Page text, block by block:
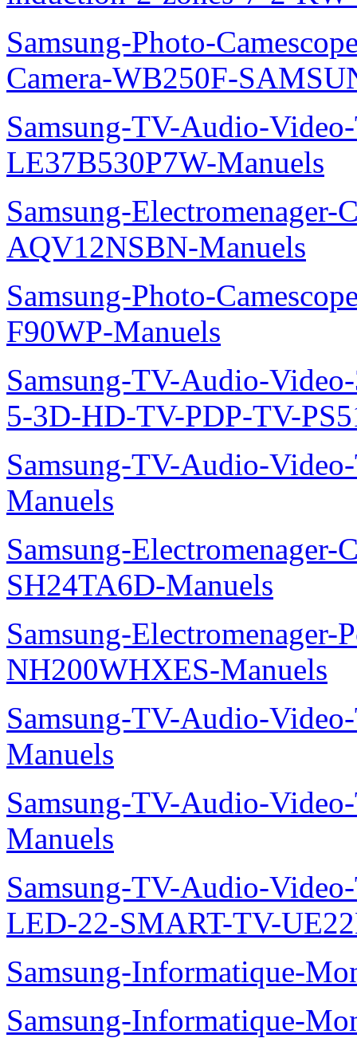
Samsung-Photo-
Camera-WB250F-
Samsung-TV-Audio-
LE37B530P7W-Manuels
Samsung-Electromenager-
AQV12NSBN-Manuels
Samsung-Photo-
F90WP-Manuels
Samsung-TV-Audio-
5-3D-HD-TV-PDP-TV-
Samsung-TV-Audio-
Manuels
Samsung-Electromenager-
SH24TA6D-Manuels
Samsung-
NH200WHXES-Manuels
Samsung-TV-Audio-
Manuels
Samsung-TV-Audio-
Manuels
Samsung-TV-Audio-
LED-22-SMART-TV-
Samsung-Informatique-
Samsung-Informatique-